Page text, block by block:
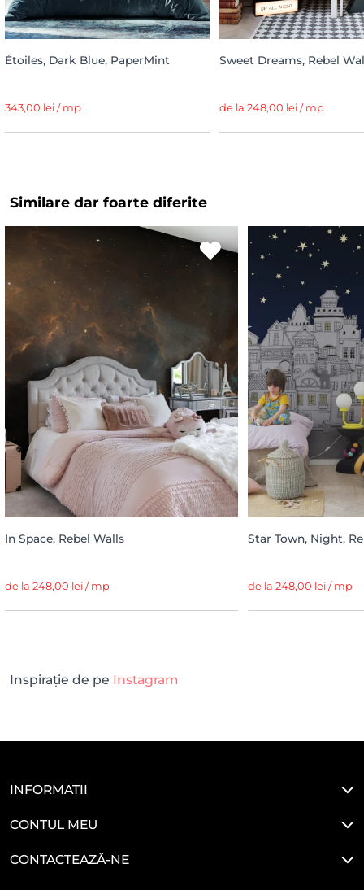
Étoiles, Dark Blue, PaperMint
343,00 lei / mp
Sweet Dreams, Rebel
de la 248,00 lei / mp
Similare dar foarte diferite
In Space, Rebel Walls
de la 248,00 lei / mp
Star Town, Night,
de la 248,00 lei / mp
Inspirație de pe Instagram
INFORMAȚII
CONTUL MEU
CONTACTEAZĂ-NE